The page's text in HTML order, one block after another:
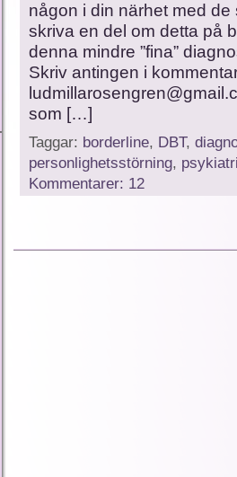
någon i din närhet med
skriva en del om detta på
denna mindre ”fina”
Skriv antingen i
som […]
Taggar: borderline, DBT,
personlighetsstörning, psykiatri
Kommentarer: 12